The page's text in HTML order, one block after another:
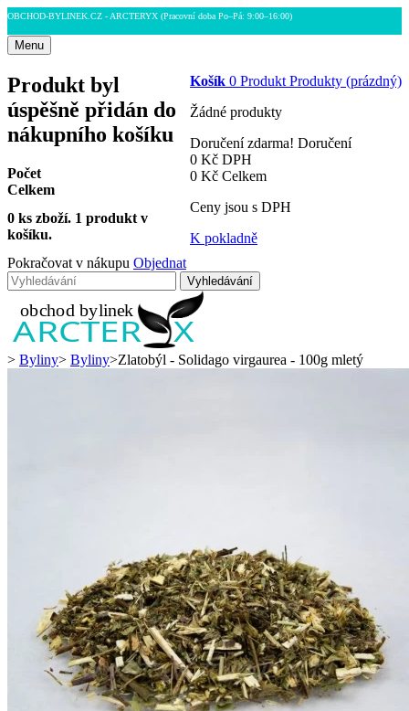
OBCHOD-BYLINEK.CZ - ARCTERYX (Pracovní doba Po–Pá: 9:00–16:00)
Menu
Košík 0 Produkt Produkty (prázdný)
Žádné produkty
Doručení zdarma! Doručení
0 Kč DPH
0 Kč Celkem
Ceny jsou s DPH
K pokladně
Produkt byl
úspěšně přidán do
nákupního košíku
Počet
Celkem
0 ks zboží. 1 produkt v
košíku.
Pokračovat v nákupu Objednat
Vyhledávání
> Byliny> Byliny>Zlatobýl - Solidago virgaurea - 100g mletý